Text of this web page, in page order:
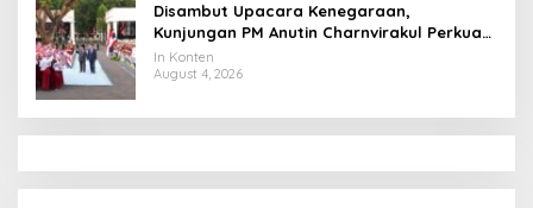
Disambut Upacara Kenegaraan,
Kunjungan PM Anutin Charnvirakul Perkuat
Hubungan Indonesia-Thailand
In Konten
August 4, 2026